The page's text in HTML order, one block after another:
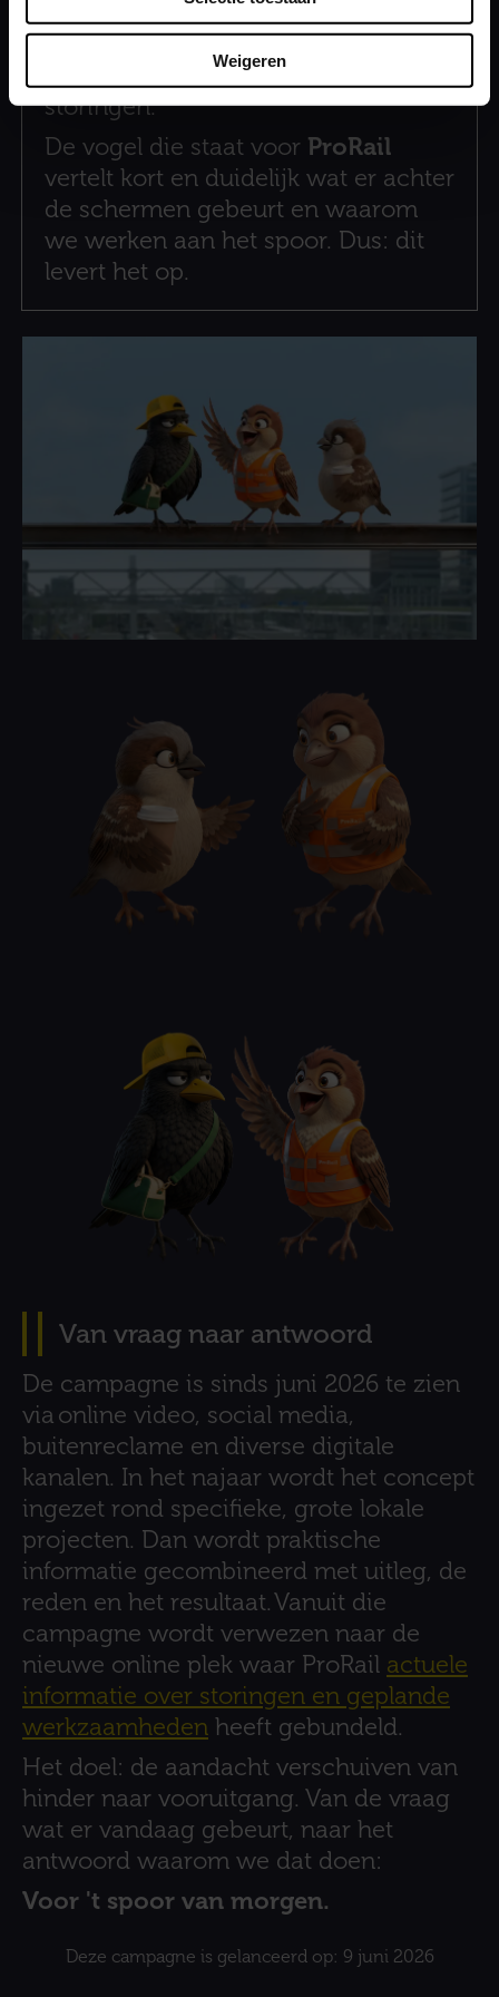
Weigeren
verwachtingen uit en verwoordt
wat veel treinreizigers denken
rondom werkzaamheden en
storingen.
De vogel die staat voor ProRail
vertelt kort en duidelijk wat er achter
de schermen gebeurt en waarom
we werken aan het spoor. Dus: dit
levert het op.
Van vraag naar antwoord
De campagne is sinds juni 2026 te zien
via online video, social media,
buitenreclame en diverse digitale
kanalen. In het najaar wordt het concept
ingezet rond specifieke, grote lokale
projecten. Dan wordt praktische
informatie gecombineerd met uitleg, de
reden en het resultaat. Vanuit die
campagne wordt verwezen naar de
nieuwe online plek waar ProRail actuele
informatie over storingen en geplande
werkzaamheden heeft gebundeld.
Het doel: de aandacht verschuiven van
hinder naar vooruitgang. Van de vraag
wat er vandaag gebeurt, naar het
antwoord waarom we dat doen:
Voor 't spoor van morgen.
Deze campagne is gelanceerd op: 9 juni 2026